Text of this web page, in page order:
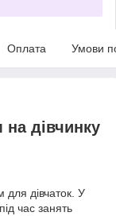
Оплата Умови
дівчинку
для дівчаток. У
час занять